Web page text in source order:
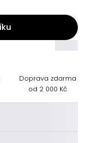
Doprava zdarma
od 2 000 Kč